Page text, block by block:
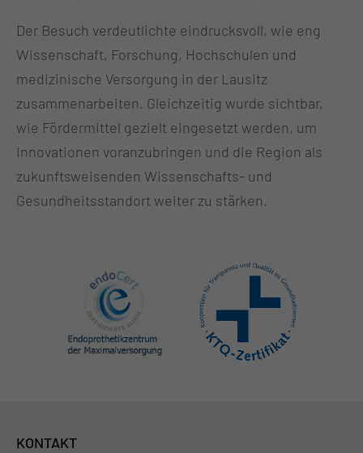
Der Besuch verdeutlichte eindrucksvoll, wie eng
Wissenschaft, Forschung, Hochschulen und
medizinische Versorgung in der Lausitz
zusammenarbeiten. Gleichzeitig wurde sichtbar,
wie Fördermittel gezielt eingesetzt werden, um
Innovationen voranzubringen und die Region als
zukunftsweisenden Wissenschafts- und
Gesundheitsstandort weiter zu stärken.
KONTAKT